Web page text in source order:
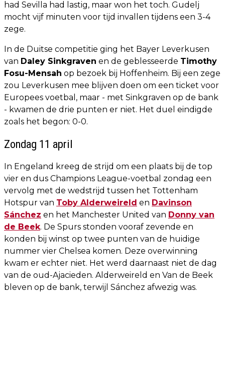
had Sevilla had lastig, maar won het toch. Gudelj
mocht vijf minuten voor tijd invallen tijdens een 3-4
zege.
In de Duitse competitie ging het Bayer Leverkusen
van Daley Sinkgraven en de geblesseerde Timothy
Fosu-Mensah op bezoek bij Hoffenheim. Bij een zege
zou Leverkusen mee blijven doen om een ticket voor
Europees voetbal, maar - met Sinkgraven op de bank
- kwamen de drie punten er niet. Het duel eindigde
zoals het begon: 0-0.
Zondag 11 april
In Engeland kreeg de strijd om een plaats bij de top
vier en dus Champions League-voetbal zondag een
vervolg met de wedstrijd tussen het Tottenham
Hotspur van Toby Alderweireld en Davinson
Sánchez en het Manchester United van Donny van
de Beek. De Spurs stonden vooraf zevende en
konden bij winst op twee punten van de huidige
nummer vier Chelsea komen. Deze overwinning
kwam er echter niet. Het werd daarnaast niet de dag
van de oud-Ajacieden. Alderweireld en Van de Beek
bleven op de bank, terwijl Sánchez afwezig was.